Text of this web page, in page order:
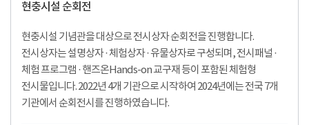
현충시설 순회전
현충시설 기념관을 대상으로 전시상자 순회전을 진행합니다.
전시상자는 설명상자 · 체험상자 · 유물상자로 구성되며, 전시패널 ·
체험 프로그램 · 핸즈온Hands-on 교구재 등이 포함된 체험형
전시물입니다. 2022년 4개 기관으로 시작하여 2024년에는 전국 7개
기관에서 순회전시를 진행하였습니다.